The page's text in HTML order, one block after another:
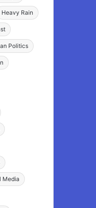
Heavy Rain
Politics
Media